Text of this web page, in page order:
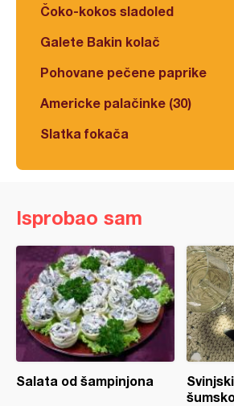
Čoko-kokos sladoled
Galete Bakin kolač
Pohovane pečene paprike
Americke palačinke (30)
Slatka fokača
Isprobao sam
Salata od šampinjona